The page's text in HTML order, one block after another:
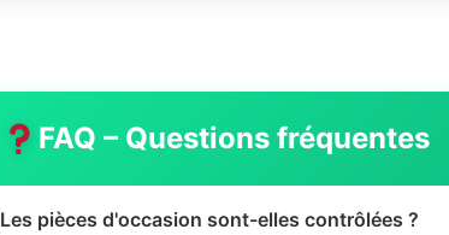
FAQ – Questions fréquentes
Les pièces d'occasion sont-elles contrôlées ?